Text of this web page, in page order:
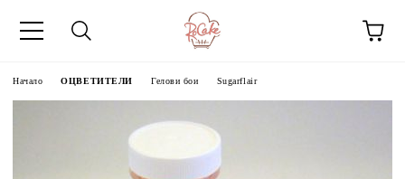
Начало ОЦВЕТИТЕЛИ Гелови бои Sugarflair